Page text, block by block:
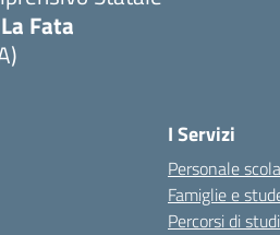
Fata
I Servizi
Personale
Famiglie e
Percorsi di